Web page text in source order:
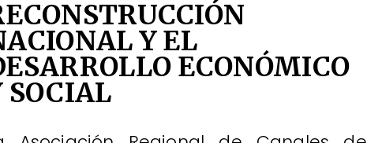
Y EL
ECONÓMICO
SOCIAL